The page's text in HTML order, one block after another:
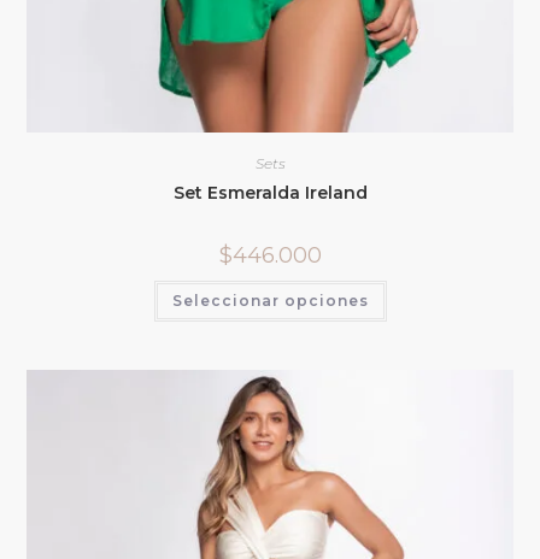
Sets
Set Esmeralda Ireland
$446.000
Seleccionar opciones